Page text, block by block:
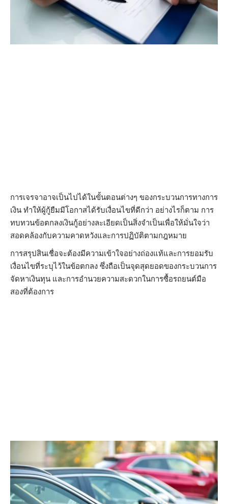
การเจรจาอาจเป็นไปได้ในขั้นตอนต่างๆ ของกระบวนการทางการ
เงิน ทำให้ผู้กู้ยืมมีโอกาสได้รับเงื่อนไขที่ดีกว่า อย่างไรก็ตาม การ
ทบทวนข้อตกลงเงินกู้อย่างละเอียดเป็นสิ่งจำเป็นเพื่อให้มั่นใจว่า
สอดคล้องกับความคาดหวังและการปฏิบัติตามกฎหมาย
การสรุปสินเชื่อจะต้องมีความเข้าใจอย่างถ่องแท้และการยอมรับ
เงื่อนไขที่ระบุไว้ในข้อตกลง ซึ่งถือเป็นจุดสุดยอดของกระบวนการ
จัดหาเงินทุน และการอำนวยความสะดวกในการซื้อรถยนต์มือ
สองที่ต้องการ